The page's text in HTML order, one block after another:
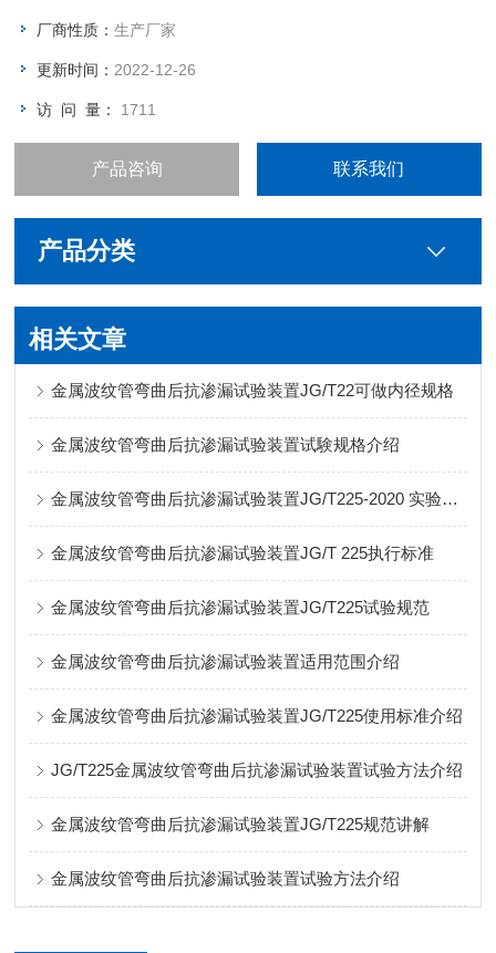
厂商性质：生产厂家
更新时间： 2022-12-26
访 问 量： 1711
产品咨询 联系我们
产品分类
相关文章
金属波纹管弯曲后抗渗漏试验装置JG/T22可做内径规格
金属波纹管弯曲后抗渗漏试验装置试験规格介绍
金属波纹管弯曲后抗渗漏试验装置JG/T225-2020 实验方式介绍
金属波纹管弯曲后抗渗漏试验装置JG/T 225执行标准
金属波纹管弯曲后抗渗漏试验装置JG/T225试验规范
金属波纹管弯曲后抗渗漏试验装置适用范围介绍
金属波纹管弯曲后抗渗漏试验装置JG/T225使用标准介绍
JG/T225金属波纹管弯曲后抗渗漏试验装置试验方法介绍
金属波纹管弯曲后抗渗漏试验装置JG/T225规范讲解
金属波纹管弯曲后抗渗漏试验装置试验方法介绍